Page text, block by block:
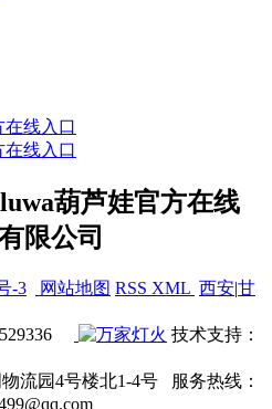
在线入口
在线入口
葫芦娃官方在线
限公司
-3 网站地图 RSS XML 西安|甘
技术支持：
流园4号楼北1-4号 服务热线：